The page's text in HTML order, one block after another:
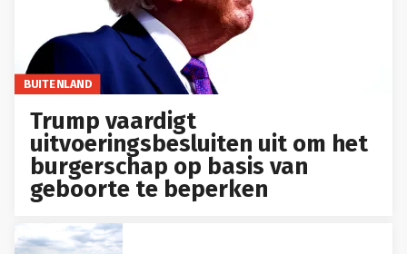
BUITENLAND
Trump vaardigt
uitvoeringsbesluiten uit om het
burgerschap op basis van
geboorte te beperken